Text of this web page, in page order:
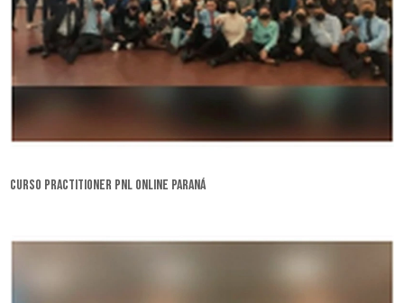
curso practitioner pnl online Paraná